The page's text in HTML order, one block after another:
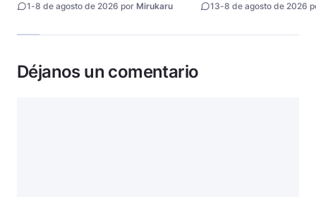
1-8 de agosto de 2026 por Mirukaru 13-8 de agosto de 2026
Déjanos un comentario